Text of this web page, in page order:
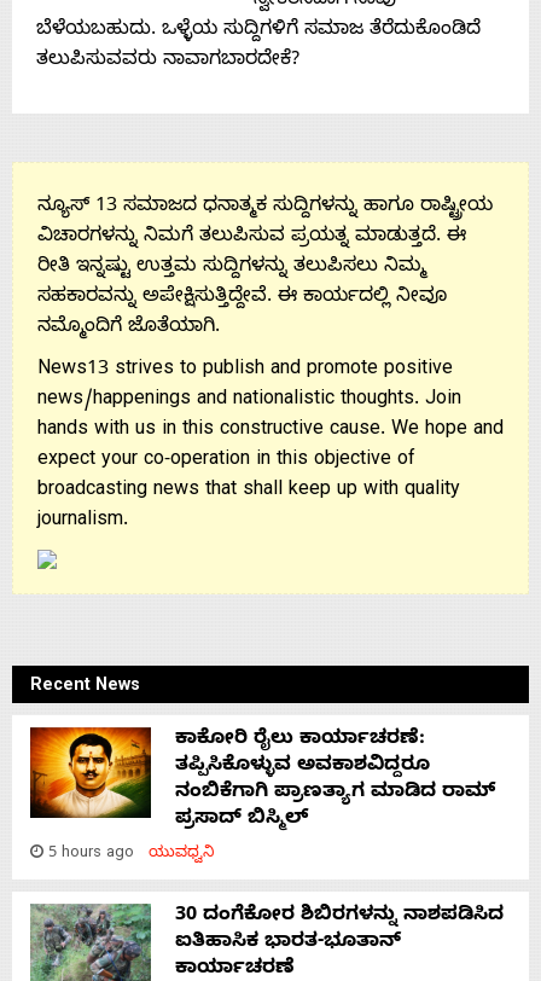
ಬೆಳೆಯಬಹುದು. ಒಳ್ಳೆಯ ಸುದ್ದಿಗಳಿಗೆ ಸಮಾಜ ತೆರೆದುಕೊಂಡಿದೆ
ತಲುಪಿಸುವವರು ನಾವಾಗಬಾರದೇಕೆ?
ನ್ಯೂಸ್ 13 ಸಮಾಜದ ಧನಾತ್ಮಕ ಸುದ್ದಿಗಳನ್ನು ಹಾಗೂ ರಾಷ್ಟ್ರೀಯ
ವಿಚಾರಗಳನ್ನು ನಿಮಗೆ ತಲುಪಿಸುವ ಪ್ರಯತ್ನ ಮಾಡುತ್ತದೆ. ಈ
ರೀತಿ ಇನ್ನಷ್ಟು ಉತ್ತಮ ಸುದ್ದಿಗಳನ್ನು ತಲುಪಿಸಲು ನಿಮ್ಮ
ಸಹಕಾರವನ್ನು ಅಪೇಕ್ಷಿಸುತ್ತಿದ್ದೇವೆ. ಈ ಕಾರ್ಯದಲ್ಲಿ ನೀವೂ
ನಮ್ಮೊಂದಿಗೆ ಜೊತೆಯಾಗಿ.
News13 strives to publish and promote positive
news/happenings and nationalistic thoughts. Join
hands with us in this constructive cause. We hope and
expect your co-operation in this objective of
broadcasting news that shall keep up with quality
journalism.
Recent News
ಕಾಕೋರಿ ರೈಲು ಕಾರ್ಯಾಚರಣೆ:
ತಪ್ಪಿಸಿಕೊಳ್ಳುವ ಅವಕಾಶವಿದ್ದರೂ
ನಂಬಿಕೆಗಾಗಿ ಪ್ರಾಣತ್ಯಾಗ ಮಾಡಿದ ರಾಮ್
ಪ್ರಸಾದ್ ಬಿಸ್ಮಿಲ್
5 hours ago ಯುವಧ್ವನಿ
30 ದಂಗೆಕೋರ ಶಿಬಿರಗಳನ್ನು ನಾಶಪಡಿಸಿದ
ಐತಿಹಾಸಿಕ ಭಾರತ-ಭೂತಾನ್
ಕಾರ್ಯಾಚರಣೆ